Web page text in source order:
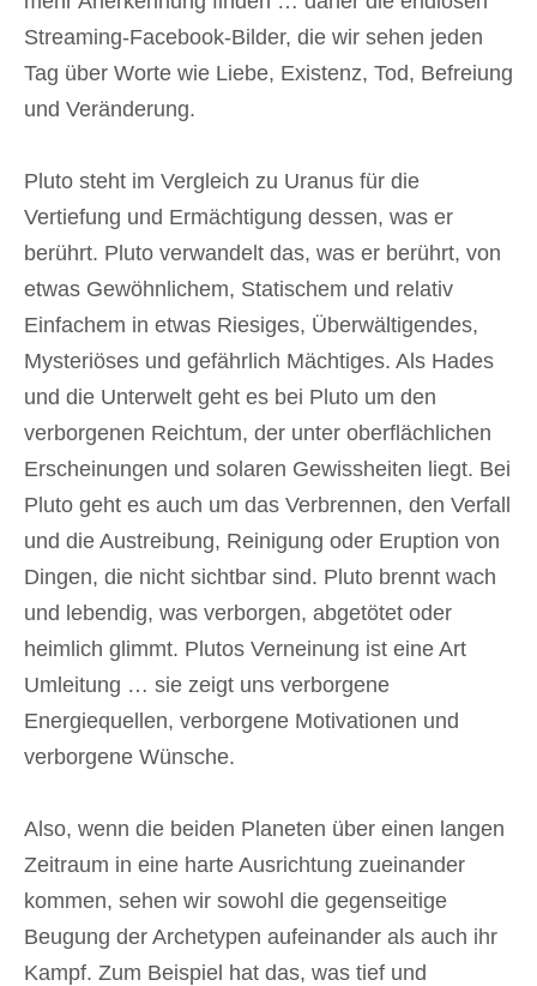
Streaming-Facebook-Bilder, die wir sehen jeden
Tag über Worte wie Liebe, Existenz, Tod, Befreiung
und Veränderung.
Pluto steht im Vergleich zu Uranus für die
Vertiefung und Ermächtigung dessen, was er
berührt. Pluto verwandelt das, was er berührt, von
etwas Gewöhnlichem, Statischem und relativ
Einfachem in etwas Riesiges, Überwältigendes,
Mysteriöses und gefährlich Mächtiges. Als Hades
und die Unterwelt geht es bei Pluto um den
verborgenen Reichtum, der unter oberflächlichen
Erscheinungen und solaren Gewissheiten liegt. Bei
Pluto geht es auch um das Verbrennen, den Verfall
und die Austreibung, Reinigung oder Eruption von
Dingen, die nicht sichtbar sind. Pluto brennt wach
und lebendig, was verborgen, abgetötet oder
heimlich glimmt. Plutos Verneinung ist eine Art
Umleitung … sie zeigt uns verborgene
Energiequellen, verborgene Motivationen und
verborgene Wünsche.
Also, wenn die beiden Planeten über einen langen
Zeitraum in eine harte Ausrichtung zueinander
kommen, sehen wir sowohl die gegenseitige
Beugung der Archetypen aufeinander als auch ihr
Kampf. Zum Beispiel hat das, was tief und